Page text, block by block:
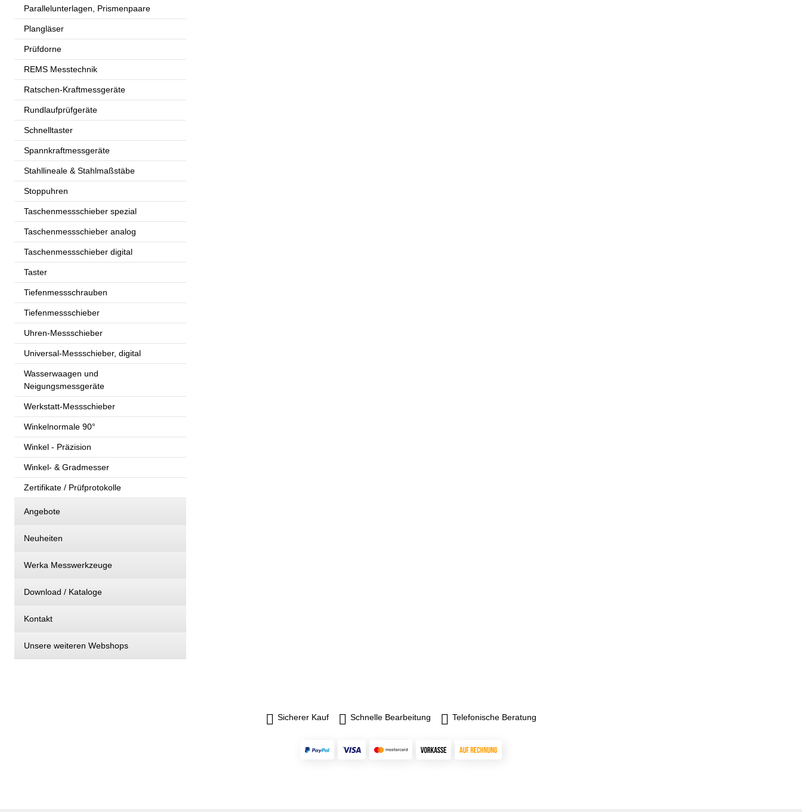
Parallelunterlagen, Prismenpaare
Plangläser
Prüfdorne
REMS Messtechnik
Ratschen-Kraftmessgeräte
Rundlaufprüfgeräte
Schnelltaster
Spannkraftmessgeräte
Stahllineale & Stahlmaßstäbe
Stoppuhren
Taschenmessschieber spezial
Taschenmessschieber analog
Taschenmessschieber digital
Taster
Tiefenmessschrauben
Tiefenmessschieber
Uhren-Messschieber
Universal-Messschieber, digital
Wasserwaagen und
Neigungsmessgeräte
Werkstatt-Messschieber
Winkelnormale 90°
Winkel - Präzision
Winkel- & Gradmesser
Zertifikate / Prüfprotokolle
Angebote
Neuheiten
Werka Messwerkzeuge
Download / Kataloge
Kontakt
Unsere weiteren Webshops
Sicherer Kauf Schnelle Bearbeitung Telefonische Beratung